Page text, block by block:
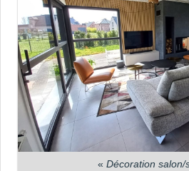
« Décoration salon/